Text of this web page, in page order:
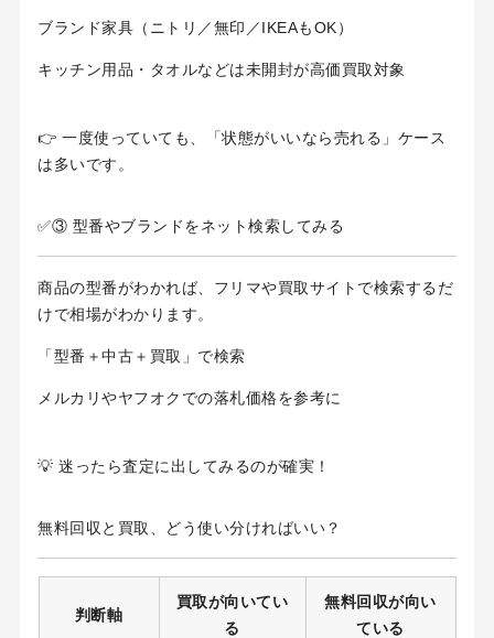
ブランド家具（ニトリ／無印／IKEAもOK）
キッチン用品・タオルなどは未開封が高価買取対象
👉 一度使っていても、「状態がいいなら売れる」ケース
は多いです。
✅③ 型番やブランドをネット検索してみる
商品の型番がわかれば、フリマや買取サイトで検索するだ
けで相場がわかります。
「型番＋中古＋買取」で検索
メルカリやヤフオクでの落札価格を参考に
💡 迷ったら査定に出してみるのが確実！
無料回収と買取、どう使い分ければいい？
判断軸
買取が向いてい
る
無料回収が向い
ている